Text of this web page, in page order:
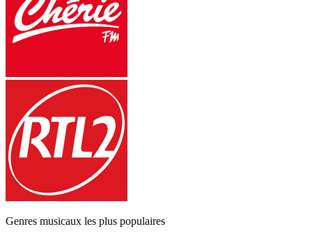
Genres musicaux les plus populaires